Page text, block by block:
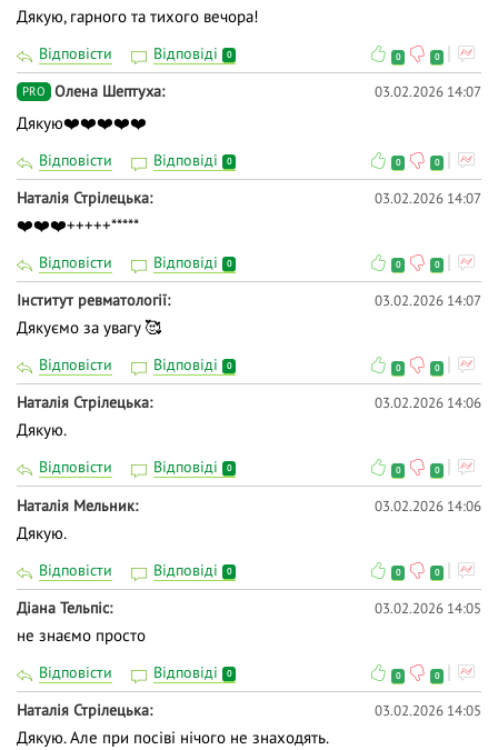
Дякую, гарного та тихого вечора!
Відповісти Відповіді 0 0 0
PRO Олена Шептуха 03.02.2026 14:07
Дякую❤️❤️❤️❤️❤️
Відповісти Відповіді 0 0 0
Наталія Стрілецька 03.02.2026 14:07
❤️❤️❤️+++++*****
Відповісти Відповіді 0 0 0
Інститут ревматології 03.02.2026 14:07
Дякуємо за увагу 🥰
Відповісти Відповіді 0 0 0
Наталія Стрілецька 03.02.2026 14:06
Дякую.
Відповісти Відповіді 0 0 0
Наталія Мельник 03.02.2026 14:06
Дякую.
Відповісти Відповіді 0 0 0
Діана Тельпіс 03.02.2026 14:05
не знаємо просто
Відповісти Відповіді 0 0 0
Наталія Стрілецька 03.02.2026 14:05
Дякую. Але при посіві нічого не знаходять.